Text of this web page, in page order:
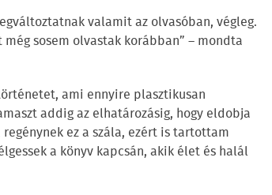
valamit az olvasóban, végleg.
sosem olvastak korábban” – mondta
ami ennyire plasztikusan
addig az elhatározásig, hogy eldobja
ez a szála, ezért is tartottam
a könyv kapcsán, akik élet és halál